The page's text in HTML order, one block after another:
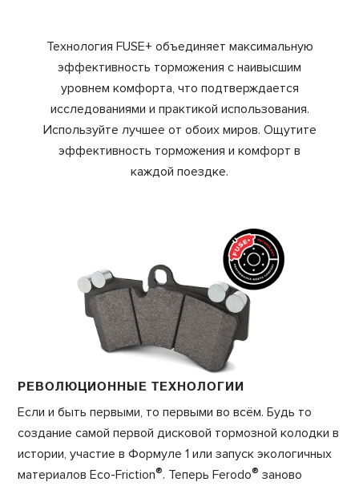
Технология FUSE+ объединяет максимальную
эффективность торможения с наивысшим
уровнем комфорта, что подтверждается
исследованиями и практикой использования.
Используйте лучшее от обоих миров. Ощутите
эффективность торможения и комфорт в
каждой поездке.
РЕВОЛЮЦИОННЫЕ ТЕХНОЛОГИИ
Если и быть первыми, то первыми во всём. Будь то
создание самой первой дисковой тормозной колодки в
истории, участие в Формуле 1 или запуск экологичных
материалов Eco-Friction®. Теперь Ferodo® заново